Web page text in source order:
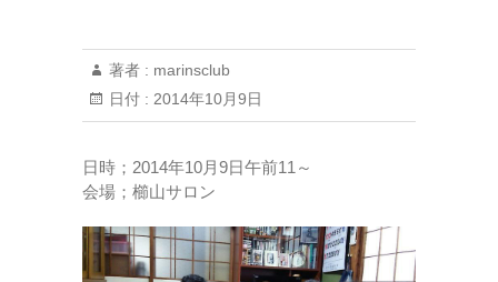
著者 : marinsclub
日付 : 2014年10月9日
日時；2014年10月9日午前11～
会場；櫛山サロン